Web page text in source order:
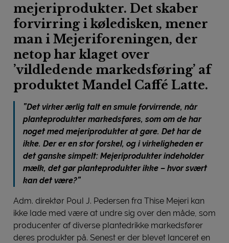
mejeriprodukter. Det skaber
forvirring i køledisken, mener
man i Mejeriforeningen, der
netop har klaget over
’vildledende markedsføring’ af
produktet Mandel Caffé Latte.
”Det virker ærlig talt en smule forvirrende, når
planteprodukter markedsføres, som om de har
noget med mejeriprodukter at gøre. Det har de
ikke. Der er en stor forskel, og i virkeligheden er
det ganske simpelt: Mejeriprodukter indeholder
mælk, det gør planteprodukter ikke – hvor svært
kan det være?”
Adm. direktør Poul J. Pedersen fra Thise Mejeri kan
ikke lade med være at undre sig over den måde, som
producenter af diverse plantedrikke markedsfører
deres produkter på. Senest er der blevet lanceret en